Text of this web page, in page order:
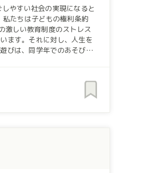
やすい社会の実現になると
激しい教育制度のストレス
ます。それに対し、人生を
びは、同学年でのあそびと
場所なども減ってきていま
社会を作っていけたらと
化のNPO 新宿子ども劇場